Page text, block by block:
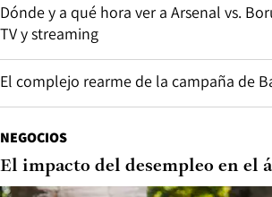
Dónde y a qué hora ver a Arsenal vs.
TV y streaming
El complejo rearme de la campaña de
NEGOCIOS
El impacto del desempleo en el